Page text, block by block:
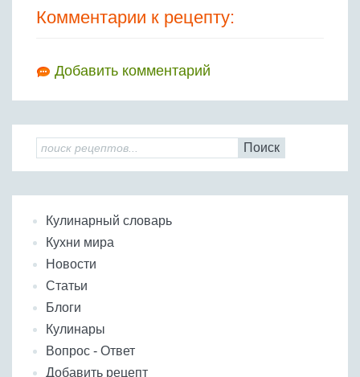
Комментарии к рецепту:
Добавить комментарий
Поиск
Кулинарный словарь
Кухни мира
Новости
Статьи
Блоги
Кулинары
Вопрос - Ответ
Добавить рецепт